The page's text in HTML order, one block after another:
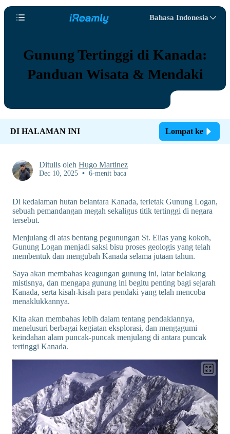
Bahasa Indonesia
Gunung Tertinggi di Kanada:
Panduan Wisata & Mendaki
DI HALAMAN INI Lompat ke
Ditulis oleh Hugo Martinez
Dec 10, 2025 • 6-menit baca
Di kedalaman hutan belantara Kanada, terletak Gunung Logan,
sebuah pemandangan megah sekaligus titik tertinggi di negara
tersebut.
Menjulang di atas bentang pegunungan St. Elias yang kokoh,
Gunung Logan menjadi saksi bisu proses geologis yang telah
membentuk dan mengubah Kanada selama jutaan tahun.
Saya akan membahas keagungan gunung ini, latar belakang
mistisnya, dan mengapa gunung ini begitu penting bagi sejarah
Kanada, serta kisah-kisah para pendaki yang telah mencoba
menaklukkannya.
Kita akan membahas lebih dalam tentang pendakiannya,
menelusuri berbagai kegiatan eksplorasi, dan mengagumi
keindahan alam puncak-puncak menjulang di antara puncak
tertinggi Kanada.